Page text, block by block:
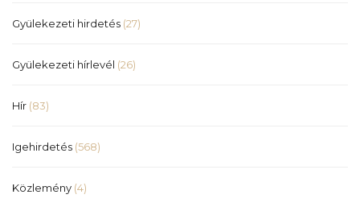
Gyülekezeti hirdetés (27)
Gyülekezeti hírlevél (26)
Hír (83)
Igehirdetés (568)
Közlemény (4)